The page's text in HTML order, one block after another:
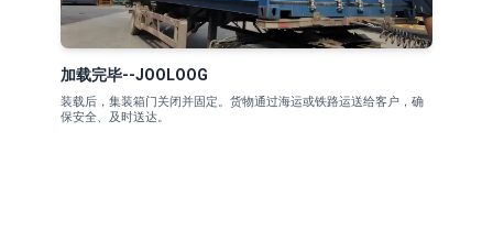
加载完毕--JOOLOOG
装载后，集装箱门关闭并固定。货物通过海运或铁路运送给客户，确
保安全、及时送达。